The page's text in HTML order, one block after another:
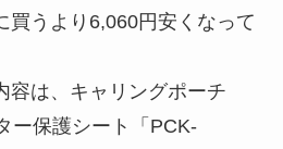
買うより6,060円安くなって
容は、キャリングポーチ
ー保護シート「PCK-